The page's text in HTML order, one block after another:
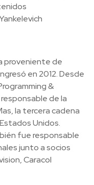
proveniente de
en 2012. Desde
&
de la
la tercera cadena
Unidos.
fue responsable
junto a socios
Caracol